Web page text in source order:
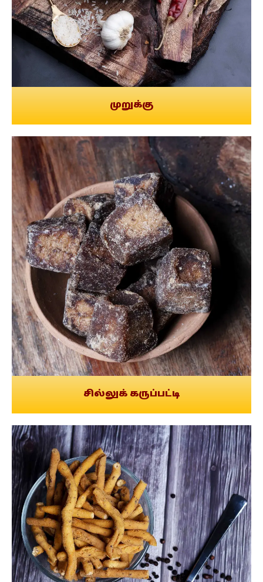
முறுக்கு
சில்லுக் கருப்பட்டி